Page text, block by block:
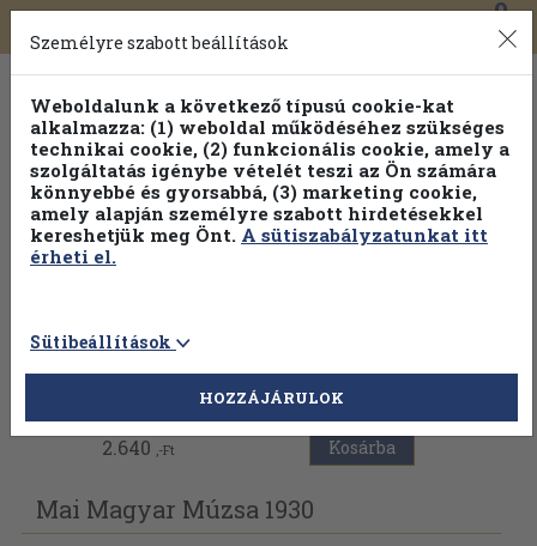
Toggle
navigation
0
Vissza az előző oldalra
2.640 ,-Ft Kosárba
Mai Magyar Múzsa 1930
Személyre szabott beállítások
Weboldalunk a következő típusú cookie-kat
alkalmazza: (1) weboldal működéséhez szükséges
technikai cookie, (2) funkcionális cookie, amely a
szolgáltatás igénybe vételét teszi az Ön számára
könnyebbé és gyorsabbá, (3) marketing cookie,
amely alapján személyre szabott hirdetésekkel
kereshetjük meg Önt. A sütiszabályzatunkat itt
érheti el.
Sütibeállítások
HOZZÁJÁRULOK